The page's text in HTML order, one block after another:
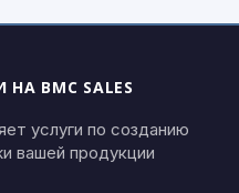
BMC SALES
услуги по созданию
вашей продукции